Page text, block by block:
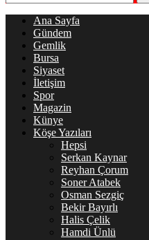
Ana Sayfa
Gündem
Gemlik
Bursa
Siyaset
İletişim
Spor
Magazin
Künye
Köşe Yazıları
Hepsi
Serkan Kaynar
Reyhan Çorum
Soner Atabek
Osman Sezgiç
Bekir Bayırlı
Halis Çelik
Hamdi Ünlü